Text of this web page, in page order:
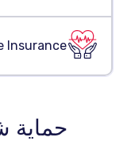
Insurance
حماية